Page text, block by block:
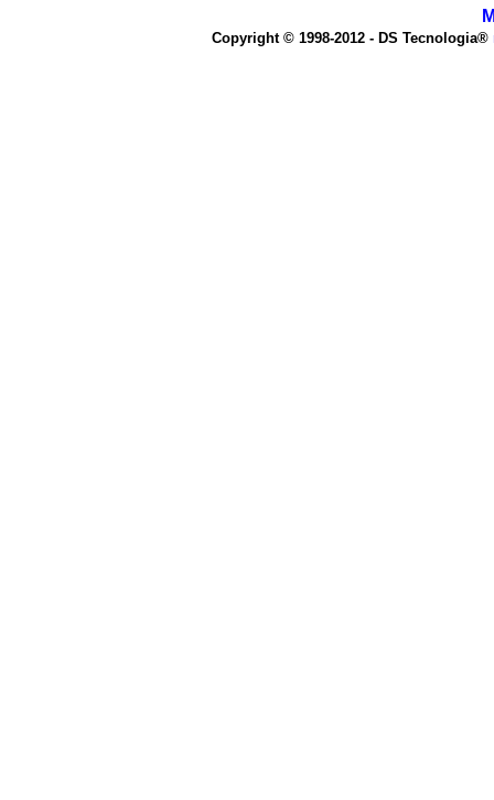
Copyright © 1998-2012 - DS Tecnologia®